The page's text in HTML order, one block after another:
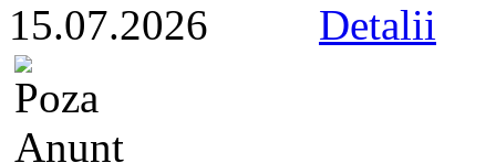
15.07.2026 Detalii